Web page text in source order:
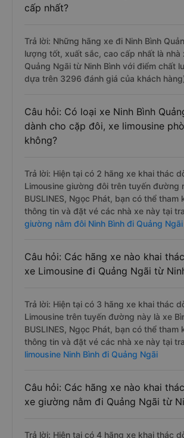
cấp nhất?
Trả lời: Những hãng xe đi Ninh Bình
lượng tốt, xuất sắc, cao cấp nhất là nhà
Quảng Ngãi từ Ninh Bình với điểm chất
dựa trên 3296 đánh giá của khách
Câu hỏi: Có loại xe Ninh Bình
dành cho cặp đôi, xe limousine
không?
Trả lời: Hiện tại có 2 hãng xe khai thác
Limousine giường đôi trên tuyến đường
BUSLINES, Ngọc Phát, bạn có thể tham
thông tin và đặt vé các nhà xe này tại
giường nằm đôi Ninh Bình đi Quảng Ngãi
Câu hỏi: Các hãng xe nào khai
xe Limousine đi Quảng Ngãi từ
Trả lời: Hiện tại có 3 hãng xe khai thác
Limousine trên tuyến đường này là xe
BUSLINES, Ngọc Phát, bạn có thể tham
thông tin và đặt vé các nhà xe này tại
limousine Ninh Bình đi Quảng Ngãi
Câu hỏi: Các hãng xe nào khai
xe giường nằm đi Quảng Ngãi từ
Trả lời: Hiện tại có 4 hãng xe khai thác